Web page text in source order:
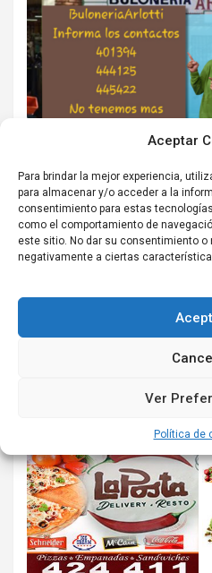
Aceptar
Para brindar la mejor experiencia,
para almacenar y/o acceder a la
consentimiento para estas
como el comportamiento de
este sitio. No dar su consentimiento o
negativamente a ciertas
Ver
Política de